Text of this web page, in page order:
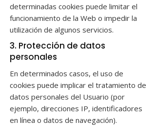
determinadas cookies puede limitar el
funcionamiento de la Web o impedir la
utilización de algunos servicios.
3. Protección de datos
personales
En determinados casos, el uso de
cookies puede implicar el tratamiento de
datos personales del Usuario (por
ejemplo, direcciones IP, identificadores
en línea o datos de navegación).